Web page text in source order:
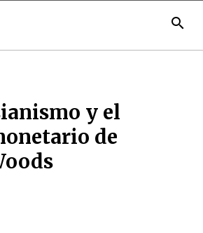
search
y el
de